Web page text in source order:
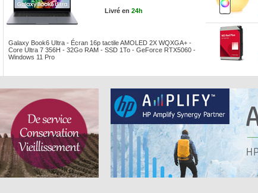
Livré en 24h
Galaxy Book6 Ultra - Écran 16p tactile AMOLED 2X WQXGA+ -
Core Ultra 7 356H - 32Go RAM - SSD 1To - GeForce RTX5060 -
Windows 11 Pro